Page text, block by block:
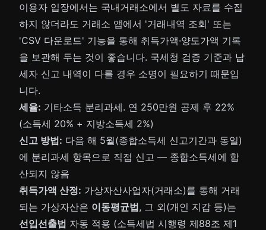
이용자 입장에서는 국내거래소에서 별도 자료를 수집
하지 않더라도 거래소 앱에서 '거래내역 조회' 또는
'CSV 다운로드' 기능을 통해 취득가액·양도가액 기록
을 보관해 두는 것이 좋습니다. 국세청 검증 기준과 납
세자 신고 내역이 다를 경우 소명이 필요하기 때문입
니다.
세율: 기타소득 분리과세. 연 250만원 공제 후 22%
(소득세 20% + 지방소득세 2%)
신고 방법: 다음 해 5월(종합소득세 신고기간과 동일)
에 분리과세 항목으로 직접 신고 — 종합소득세에 합
산되지 않음
취득가액 산정: 가상자산사업자(거래소)를 통해 거래
되는 가상자산은 이동평균법, 그 외(개인 지갑 등)는
선입선출법 자동 적용 (소득세법 시행령 제88조 제1